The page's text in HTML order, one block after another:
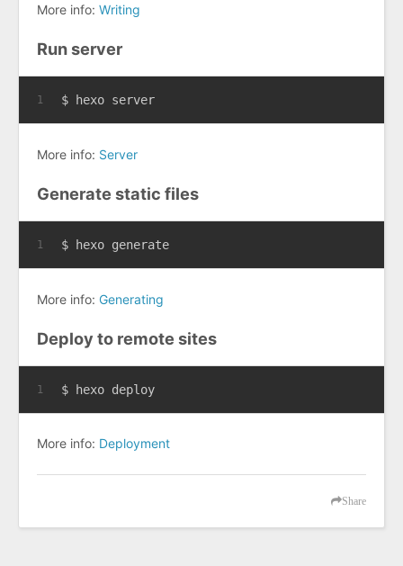
More info: Writing
Run server
1 $ hexo server
More info: Server
Generate static files
1 $ hexo generate
More info: Generating
Deploy to remote sites
1 $ hexo deploy
More info: Deployment
Share